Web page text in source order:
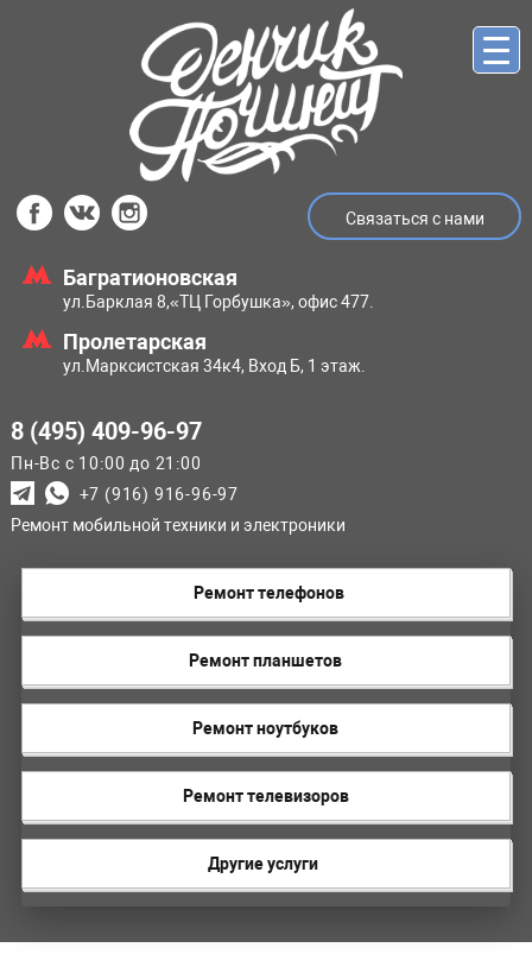
Связаться с нами
Багратионовская
ул.Барклая 8,«ТЦ Горбушка», офис 477.
Пролетарская
ул.Марксистская 34к4, Вход Б, 1 этаж.
8 (495) 409-96-97
Пн-Вс с 10:00 до 21:00
+7 (916) 916-96-97
Ремонт мобильной техники и электроники
Ремонт телефонов
Ремонт планшетов
Ремонт ноутбуков
Ремонт телевизоров
Другие услуги